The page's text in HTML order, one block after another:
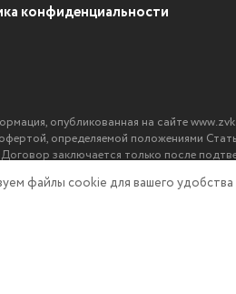
конфиденциальности
опубликованная на сайте
определяемой положениями
заключается только после
файлы cookie для вашего